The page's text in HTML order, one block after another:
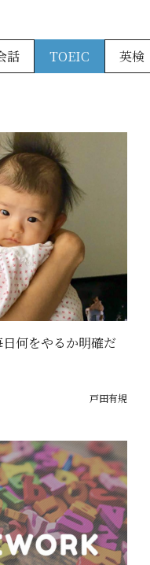
話 TOEIC 英検
何をやるか明確だ
戸田有規